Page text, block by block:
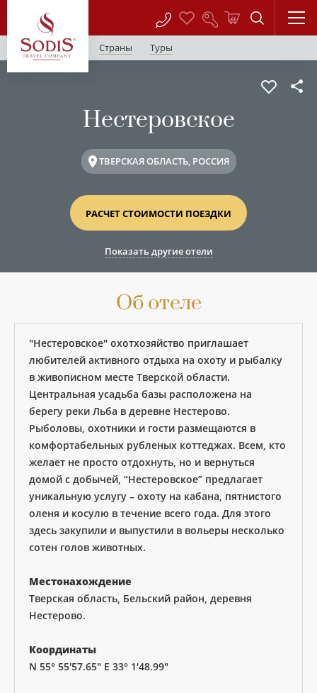
Страны Туры
Нестеровское
ТВЕРСКАЯ ОБЛАСТЬ, РОССИЯ
РАСЧЕТ СТОИМОСТИ ПОЕЗДКИ
Показать другие отели
Об отеле
"Нестеровское" охотхозяйство приглашает
любителей активного отдыха на охоту и рыбалку
в живописном месте Тверской области.
Центральная усадьба базы расположена на
берегу реки Льба в деревне Нестерово.
Рыболовы, охотники и гости размещаются в
комфортабельных рубленых коттеджах. Всем, кто
желает не просто отдохнуть, но и вернуться
домой с добычей, “Нестеровское” предлагает
уникальную услугу – охоту на кабана, пятнистого
оленя и косулю в течение всего года. Для этого
здесь закупили и выпустили в вольеры несколько
сотен голов животных.
Местонахождение
Тверская область, Бельский район, деревня
Нестерово.
Координаты
N 55° 55'57.65" E 33° 1'48.99"